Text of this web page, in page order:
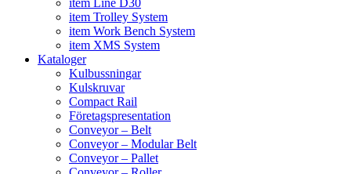
item Line D30
item Trolley System
item Work Bench System
item XMS System
Kataloger
Kulbussningar
Kulskruvar
Compact Rail
Företagspresentation
Conveyor – Belt
Conveyor – Modular Belt
Conveyor – Pallet